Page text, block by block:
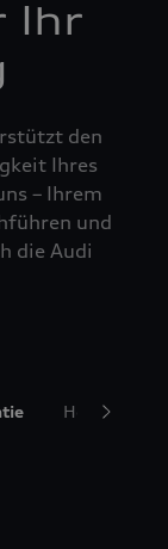
Ihr
den
Ihres
– Ihrem
und
die Audi
Hol- und